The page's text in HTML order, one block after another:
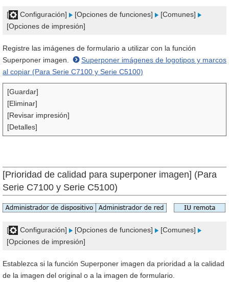
[ Configuración] [Opciones de funciones]
[Comunes]
[Opciones de impresión]
Registre las imágenes de formulario a utilizar con la función
Superponer imagen.
Superponer imágenes de logotipos y marcos
al copiar (Para Serie C7100 y Serie C5100)
[Guardar]
[Eliminar]
[Revisar impresión]
[Detalles]
[Prioridad de calidad para superponer imagen] (Para
Serie C7100 y Serie C5100)
[ Configuración] [Opciones de funciones]
[Comunes]
[Opciones de impresión]
Establezca si la función Superponer imagen da prioridad a la calidad
de la imagen del original o a la imagen de formulario.